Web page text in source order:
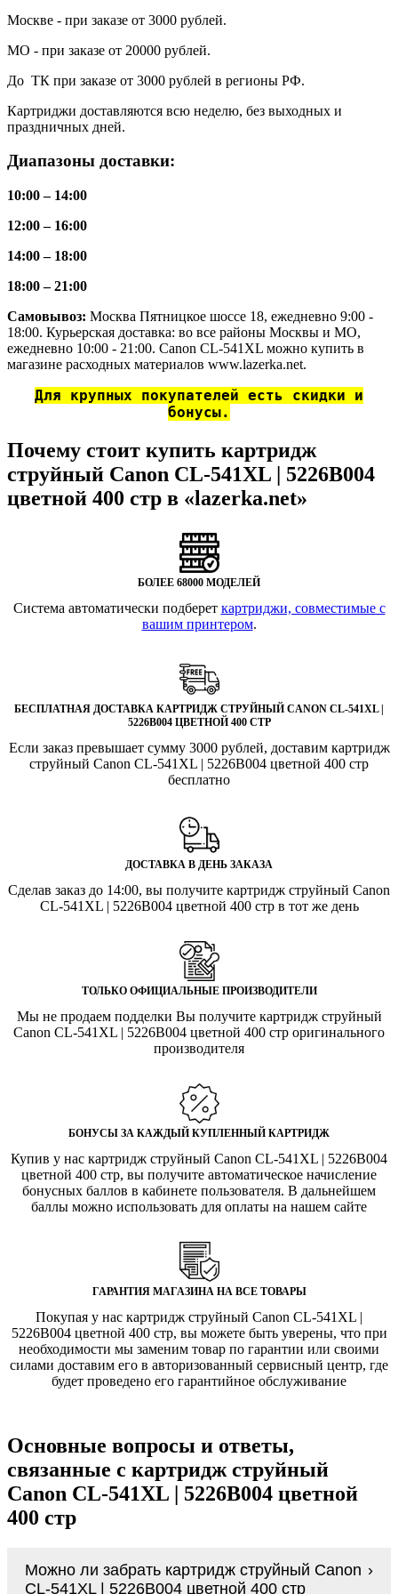
Москве - при заказе от 3000 рублей.
МО - при заказе от 20000 рублей.
До ТК при заказе от 3000 рублей в регионы РФ.
Картриджи доставляются всю неделю, без выходных и
праздничных дней.
Диапазоны доставки:
10:00 – 14:00
12:00 – 16:00
14:00 – 18:00
18:00 – 21:00
Самовывоз: Москва Пятницкое шоссе 18, ежедневно 9:00 -
18:00. Курьерская доставка: во все районы Москвы и МО,
ежедневно 10:00 - 21:00. Canon CL-541XL можно купить в
магазине расходных материалов www.lazerka.net.
Для крупных покупателей есть скидки и
бонусы.
Почему стоит купить картридж
струйный Canon CL-541XL | 5226B004
цветной 400 стр в «lazerka.net»
БОЛЕЕ 68000 МОДЕЛЕЙ
Система автоматически подберет картриджи, совместимые с
вашим принтером.
БЕСПЛАТНАЯ ДОСТАВКА КАРТРИДЖ СТРУЙНЫЙ CANON CL-541XL |
5226B004 ЦВЕТНОЙ 400 СТР
Если заказ превышает сумму 3000 рублей, доставим картридж
струйный Canon CL-541XL | 5226B004 цветной 400 стр
бесплатно
ДОСТАВКА В ДЕНЬ ЗАКАЗА
Сделав заказ до 14:00, вы получите картридж струйный Canon
CL-541XL | 5226B004 цветной 400 стр в тот же день
ТОЛЬКО ОФИЦИАЛЬНЫЕ ПРОИЗВОДИТЕЛИ
Мы не продаем подделки Вы получите картридж струйный
Canon CL-541XL | 5226B004 цветной 400 стр оригинального
производителя
БОНУСЫ ЗА КАЖДЫЙ КУПЛЕННЫЙ КАРТРИДЖ
Купив у нас картридж струйный Canon CL-541XL | 5226B004
цветной 400 стр, вы получите автоматическое начисление
бонусных баллов в кабинете пользователя. В дальнейшем
баллы можно использовать для оплаты на нашем сайте
ГАРАНТИЯ МАГАЗИНА НА ВСЕ ТОВАРЫ
Покупая у нас картридж струйный Canon CL-541XL |
5226B004 цветной 400 стр, вы можете быть уверены, что при
необходимости мы заменим товар по гарантии или своими
силами доставим его в авторизованный сервисный центр, где
будет проведено его гарантийное обслуживание
Основные вопросы и ответы,
связанные с картридж струйный
Canon CL-541XL | 5226B004 цветной
400 стр
Можно ли забрать картридж струйный Canon
CL-541XL | 5226B004 цветной 400 стр